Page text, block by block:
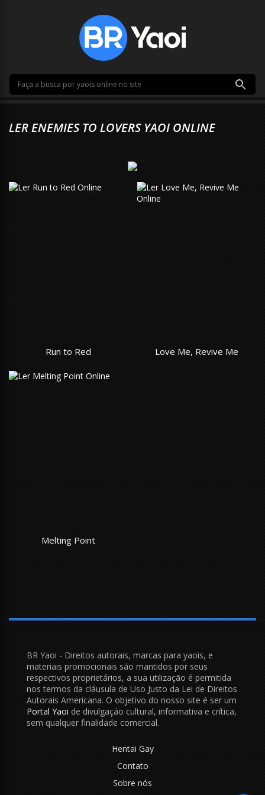
LER ENEMIES TO LOVERS YAOI ONLINE
Run to Red Love Me, Revive Me
Melting Point
BR Yaoi - Direitos autorais, marcas para yaois, e
materiais promocionais são mantidos por seus
respectivos proprietários, a sua utilização é permitida
nos termos da cláusula de Uso Justo da Lei de Direitos
Autorais Americana. O objetivo do nosso site é ser um
Portal Yaoi de divulgação cultural, informativa e crítica,
sem qualquer finalidade comercial.
Hentai Gay
Contato
Sobre nós